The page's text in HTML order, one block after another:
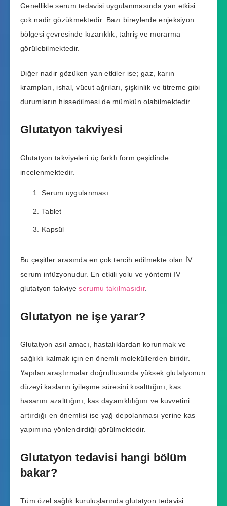
Genellikle serum tedavisi uygulanmasında yan etkisi
çok nadir gözükmektedir. Bazı bireylerde enjeksiyon
bölgesi çevresinde kızarıklık, tahriş ve morarma
görülebilmektedir.
Diğer nadir gözüken yan etkiler ise; gaz, karın
krampları, ishal, vücut ağrıları, şişkinlik ve titreme gibi
durumların hissedilmesi de mümkün olabilmektedir.
Glutatyon takviyesi
Glutatyon takviyeleri üç farklı form çeşidinde
incelenmektedir.
Serum uygulanması
Tablet
Kapsül
Bu çeşitler arasında en çok tercih edilmekte olan İV
serum infüzyonudur. En etkili yolu ve yöntemi IV
glutatyon takviyeserumu takılmasıdır.
Glutatyon ne işe yarar?
Glutatyon asıl amacı, hastalıklardan korunmak ve
sağlıklı kalmak için en önemli moleküllerden biridir.
Yapılan araştırmalar doğrultusunda yüksek glutatyonun
düzeyi kasların iyileşme süresini kısalttığını, kas
hasarını azalttığını, kas dayanıklılığını ve kuvvetini
artırdığı en önemlisi ise yağ depolanması yerine kas
yapımına yönlendirdiği görülmektedir.
Glutatyon tedavisi hangi bölüm
bakar?
Tüm özel sağlık kuruluşlarında glutatyon tedavisi